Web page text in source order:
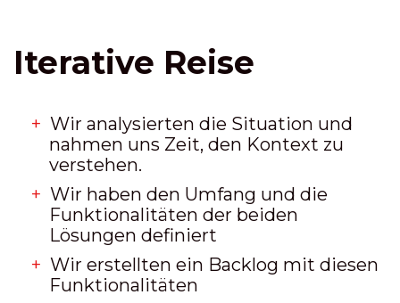
Iterative Reise
Wir analysierten die Situation und
nahmen uns Zeit, den Kontext zu
verstehen.
Wir haben den Umfang und die
Funktionalitäten der beiden
Lösungen definiert
Wir erstellten ein Backlog mit diesen
Funktionalitäten